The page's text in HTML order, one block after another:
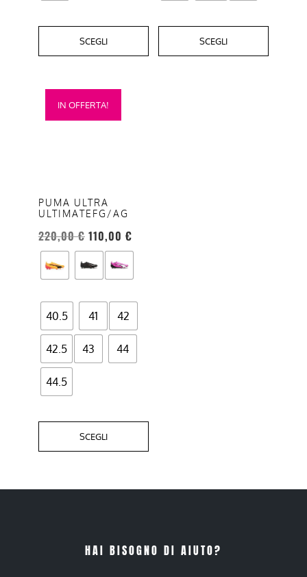
SCEGLI SCEGLI
IN OFFERTA!
PUMA ULTRA
ULTIMATEFG/AG
220,00€ 110,00 €
40.5 41 42
42.5 43 44
44.5
SCEGLI
Questo
prodotto
opzioni
possono
essere
scelte
nella
del
prodotto
HAI BISOGNO DI AIUTO?